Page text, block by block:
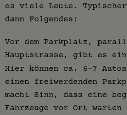
es viele Leute.
dann Folgendes:
Vor dem Parkplatz,
Hauptstrasse, gibt es
Hier können ca. 6-7
einen freiwerdenden
macht Sinn, dass eine
Fahrzeuge vor Ort warten